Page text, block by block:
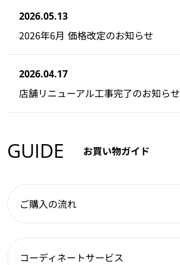
2026.05.13
2026年6月 価格改定のお知らせ
2026.04.17
店舗リニューアル工事完了のお知らせ
GUIDE お買い物ガイド
ご購入の流れ
コーディネートサービス